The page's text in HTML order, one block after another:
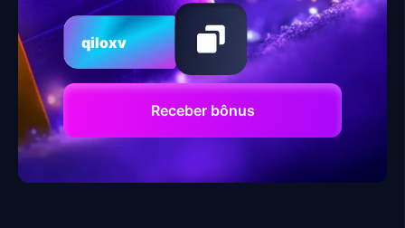
qiloxv
Receber bônus